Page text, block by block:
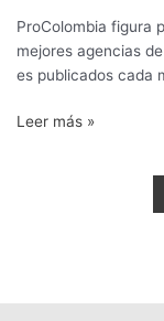
ProColombia figura
mejores agencias
es publicados cada
Leer más »